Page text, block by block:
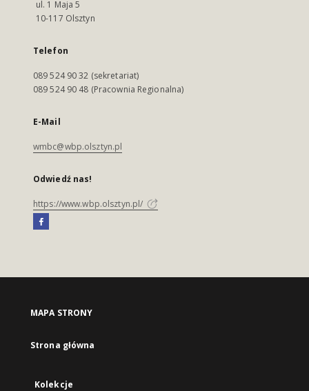
ul. 1 Maja 5
10-117 Olsztyn
Telefon
089 524 90 32 (sekretariat)
089 524 90 48 (Pracownia Regionalna)
E-Mail
wmbc@wbp.olsztyn.pl
Odwiedź nas!
https://www.wbp.olsztyn.pl/
MAPA STRONY
Strona główna
Kolekcje